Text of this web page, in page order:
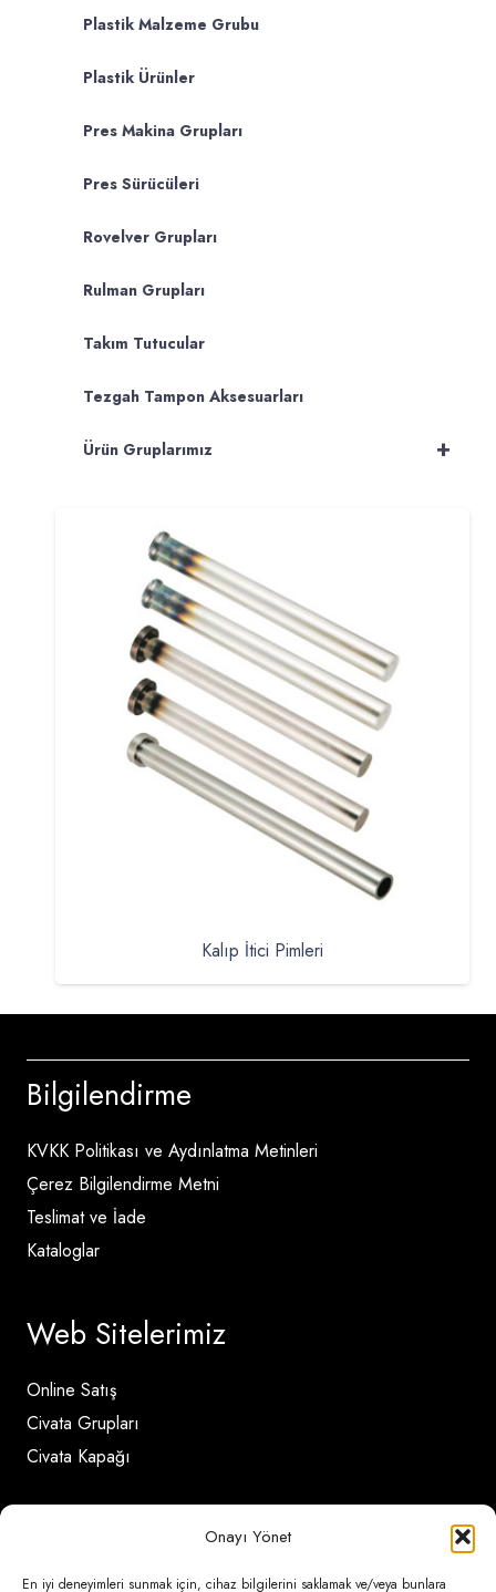
Onayı Yönet
En iyi deneyimleri sunmak için, cihaz bilgilerini saklamak ve/veya bunlara
Plastik Malzeme Grubu
Plastik Ürünler
Pres Makina Grupları
Pres Sürücüleri
Rovelver Grupları
Rulman Grupları
Takım Tutucular
Tezgah Tampon Aksesuarları
+
Ürün Gruplarımız
Kalıp İtici Pimleri
Bilgilendirme
KVKK Politikası ve Aydınlatma Metinleri
Çerez Bilgilendirme Metni
Teslimat ve İade
Kataloglar
Web Sitelerimiz
Online Satış
Civata Grupları
Civata Kapağı
İletişim Detayları